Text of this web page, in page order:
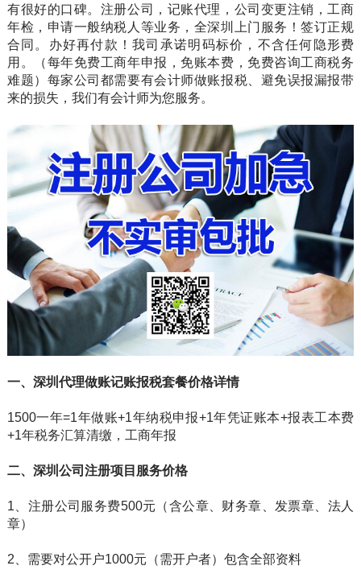
有很好的口碑。注册公司，记账代理，公司变更注销，工商
年检，申请一般纳税人等业务，全深圳上门服务！签订正规
合同。办好再付款！我司承诺明码标价，不含任何隐形费
用。（每年免费工商年申报，免账本费，免费咨询工商税务
难题）每家公司都需要有会计师做账报税、避免误报漏报带
来的损失，我们有会计师为您服务。
一、深圳代理做账记账报税套餐价格详情
1500一年=1年做账+1年纳税申报+1年凭证账本+报表工本费
+1年税务汇算清缴，工商年报
二、 深圳公司注册项目服务价格
1、注册公司服务费500元（含公章、财务章、发票章、法人
章）
2、需要对公开户1000元（需开户者）包含全部资料